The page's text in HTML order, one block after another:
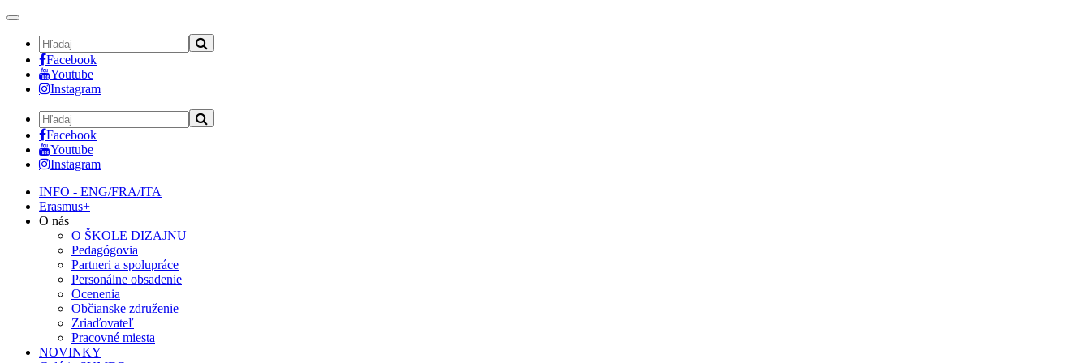
Toggle
navigation
Facebook
Youtube
Instagram
Facebook
Youtube
Instagram
INFO - ENG/FRA/ITA
Erasmus+
O nás
O ŠKOLE DIZAJNU
Pedagógovia
Partneri a spolupráce
Personálne obsadenie
Ocenenia
Občianske združenie
Zriaďovateľ
Pracovné miesta
NOVINKY